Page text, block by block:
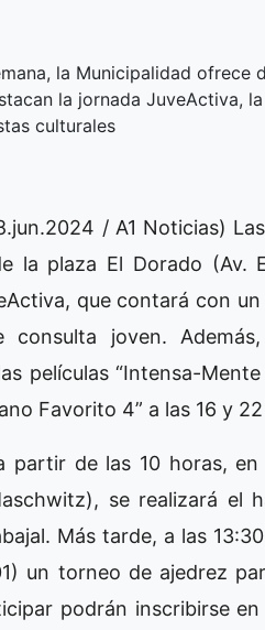
la Municipalidad
la jornada JuveActiva,
culturales
/ A1 Noticias)
la plaza El Dorado (Av.
que contará con
joven.
películas “Intensa-
Favorito 4” a las 16 y
partir de las 10 horas,
se realizará el
Más tarde, a las
un torneo de ajedrez
podrán inscribirse